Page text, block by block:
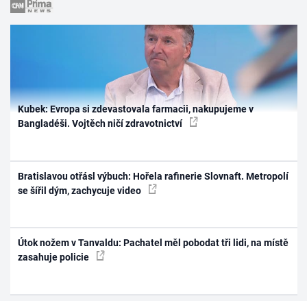
Kubek: Evropa si zdevastovala farmacii, nakupujeme v
Bangladéši. Vojtěch ničí zdravotnictví
Bratislavou otřásl výbuch: Hořela rafinerie Slovnaft. Metropolí
se šířil dým, zachycuje video
Útok nožem v Tanvaldu: Pachatel měl pobodat tři lidi, na místě
zasahuje policie